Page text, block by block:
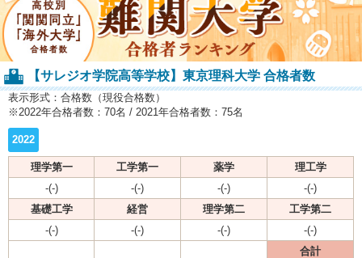
【サレジオ学院高等学校】東京理科大学 合格者数
表示形式：合格数（現役合格数）
※2022年合格者数：70名 / 2021年合格者数：75名
2022
理学第一 工学第一 薬学
理工学
-(-)
-(-) -(-)
-(-)
基礎工学
経営 理学第二
工学第二
-(-)
-(-) -(-)
-(-)
合計